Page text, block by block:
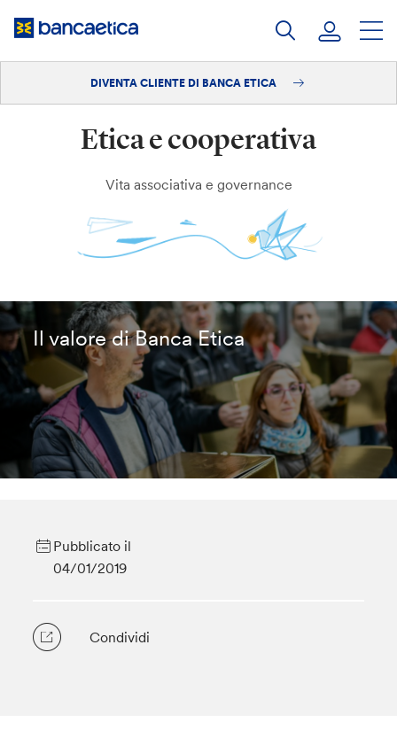
Diventa cliente
DIVENTA CLIENTE DI BANCA ETICA
Etica e cooperativa
Vita associativa e governance
Il valore di Banca Etica
Pubblicato il
04/01/2019
Condividi